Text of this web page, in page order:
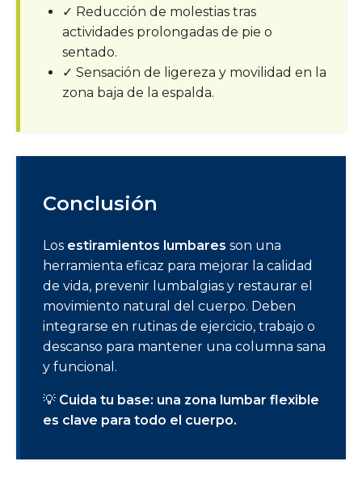
✓ Reducción de molestias tras
actividades prolongadas de pie o
sentado.
✓ Sensación de ligereza y movilidad en la
zona baja de la espalda.
Conclusión
Los estiramientos lumbares son una
herramienta eficaz para mejorar la calidad
de vida, prevenir lumbalgias y restaurar el
movimiento natural del cuerpo. Deben
integrarse en rutinas de ejercicio, trabajo o
descanso para mantener una columna sana
y funcional.
💡 Cuida tu base: una zona lumbar flexible
es clave para todo el cuerpo.